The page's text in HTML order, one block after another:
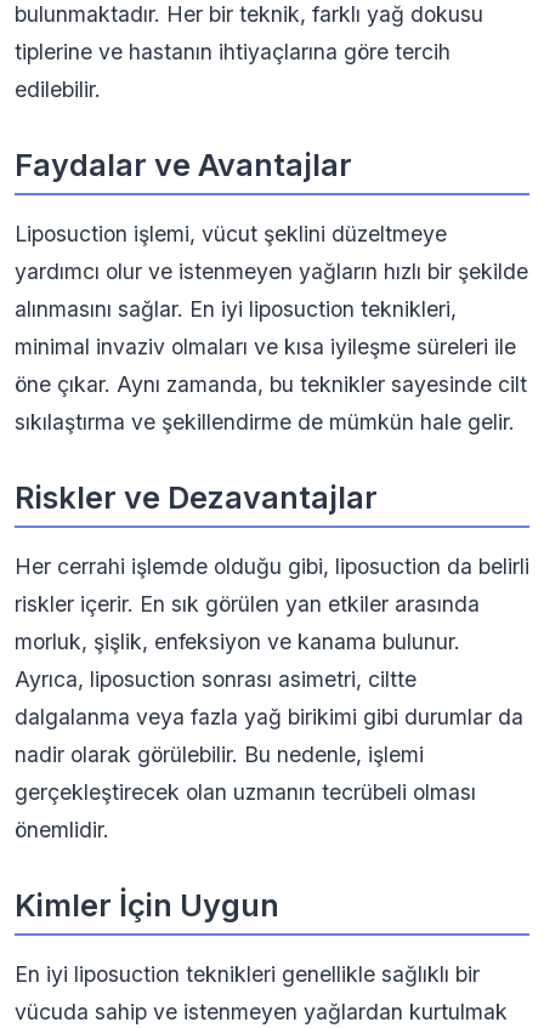
bulunmaktadır. Her bir teknik, farklı yağ dokusu
tiplerine ve hastanın ihtiyaçlarına göre tercih
edilebilir.
Faydalar ve Avantajlar
Liposuction işlemi, vücut şeklini düzeltmeye
yardımcı olur ve istenmeyen yağların hızlı bir şekilde
alınmasını sağlar. En iyi liposuction teknikleri,
minimal invaziv olmaları ve kısa iyileşme süreleri ile
öne çıkar. Aynı zamanda, bu teknikler sayesinde cilt
sıkılaştırma ve şekillendirme de mümkün hale gelir.
Riskler ve Dezavantajlar
Her cerrahi işlemde olduğu gibi, liposuction da belirli
riskler içerir. En sık görülen yan etkiler arasında
morluk, şişlik, enfeksiyon ve kanama bulunur.
Ayrıca, liposuction sonrası asimetri, ciltte
dalgalanma veya fazla yağ birikimi gibi durumlar da
nadir olarak görülebilir. Bu nedenle, işlemi
gerçekleştirecek olan uzmanın tecrübeli olması
önemlidir.
Kimler İçin Uygun
En iyi liposuction teknikleri genellikle sağlıklı bir
vücuda sahip ve istenmeyen yağlardan kurtulmak